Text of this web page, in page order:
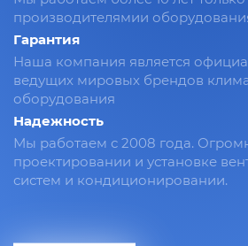
производителямии
Гарантия
Наша компания является
ведущих мировых брендов
оборудования
Надежность
Мы работаем с 2008 года.
проектировании и установке
систем и кондиционировании.